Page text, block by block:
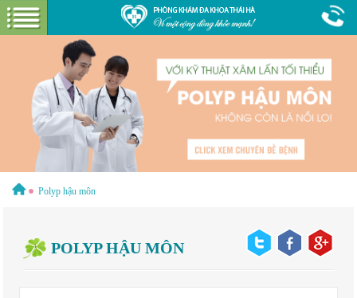
1800 6621Miễn phí tư vấn & cước gọi
GIỚI THIỆU
GIỚI THIỆU VỀ PHÒNG KHÁM
CƠ SỞ VẬT CHẤT
ĐẶT LỊCH HẸN KHÁM
Polyp hậu môn
POLYP HẬU MÔN